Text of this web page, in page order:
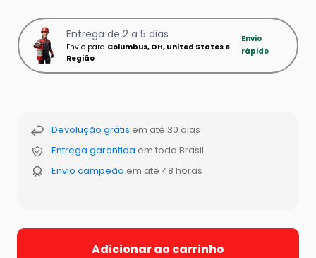
Entrega de 2 a 5 dias
Envio para Columbus, OH, United States e
Região
Envio
rápido
Devolução grátis em até 30 dias
Entrega garantida em todo Brasil
Envio campeão em até 48 horas
Adicionar ao carrinho